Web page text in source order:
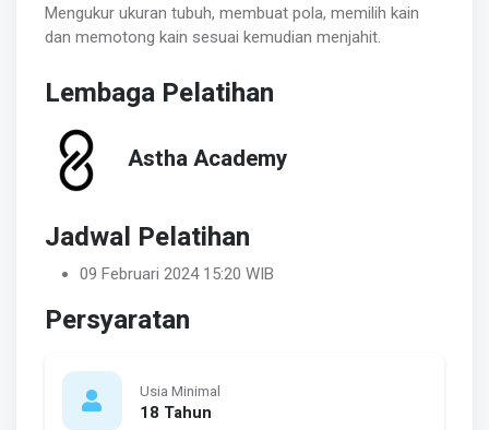
Mengukur ukuran tubuh, membuat pola, memilih kain
dan memotong kain sesuai kemudian menjahit.
Lembaga Pelatihan
Astha Academy
Jadwal Pelatihan
09 Februari 2024 15:20 WIB
Persyaratan
Usia Minimal
18 Tahun